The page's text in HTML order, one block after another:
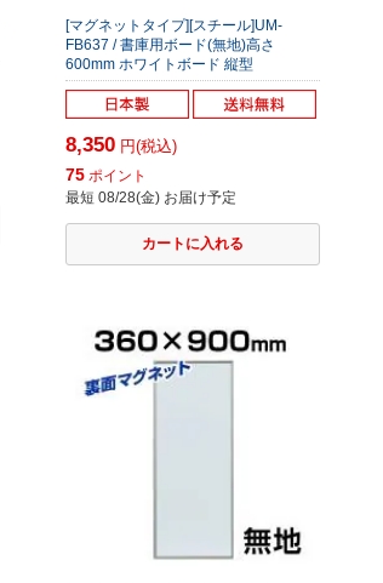
[マグネットタイプ][スチール]UM-
FB637 / 書庫用ボード(無地)高さ
600mm ホワイトボード 縦型
8,350円(税込)
75 ポイント
最短 08/28(金) お届け予定